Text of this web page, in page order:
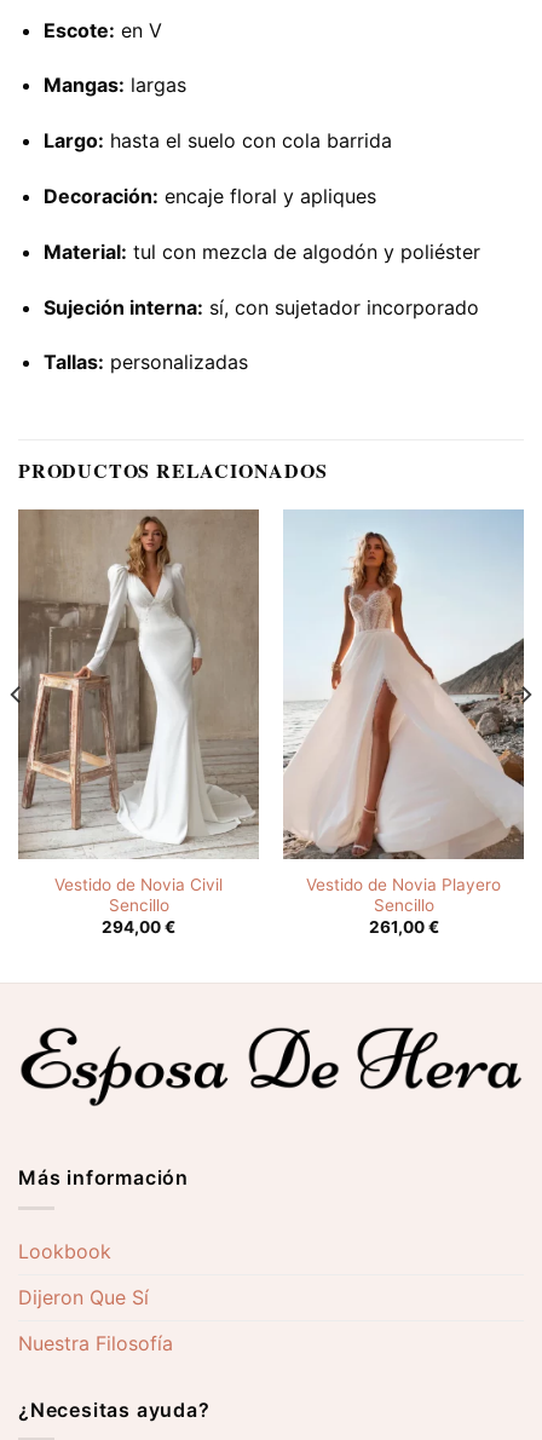
Escote: en V
Mangas: largas
Largo: hasta el suelo con cola barrida
Decoración: encaje floral y apliques
Material: tul con mezcla de algodón y poliéster
Sujeción interna: sí, con sujetador incorporado
Tallas: personalizadas
PRODUCTOS RELACIONADOS
Vestido de Novia Civil
Sencillo
294,00€
Vestido de Novia Playero
Sencillo
261,00€
Más información
Lookbook
Dijeron Que Sí
Nuestra Filosofía
¿Necesitas ayuda?